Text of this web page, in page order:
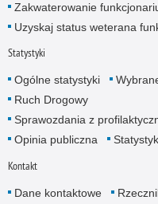
Zakwaterowanie
Uzyskaj status weterana
Statystyki
Ogólne statystyki
Ruch Drogowy
Sprawozdania z
Opinia publiczna
Kontakt
Dane kontaktowe